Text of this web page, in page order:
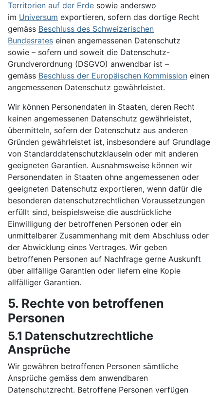
Territorien auf der Erde sowie anderswo
im Universum exportieren, sofern das dortige Recht
gemäss Beschluss des Schweizerischen
Bundesrates einen angemessenen Datenschutz
sowie – sofern und soweit die Datenschutz-
Grundverordnung (DSGVO) anwendbar ist –
gemäss Beschluss der Europäischen Kommission einen
angemessenen Datenschutz gewährleistet.
Wir können Personendaten in Staaten, deren Recht
keinen angemessenen Datenschutz gewährleistet,
übermitteln, sofern der Datenschutz aus anderen
Gründen gewährleistet ist, insbesondere auf Grundlage
von Standard­datenschutzklauseln oder mit anderen
geeigneten Garantien. Ausnahmsweise können wir
Personendaten in Staaten ohne angemessenen oder
geeigneten Datenschutz exportieren, wenn dafür die
besonderen datenschutzrechtlichen Voraussetzungen
erfüllt sind, beispielsweise die ausdrückliche
Einwilligung der betroffenen Personen oder ein
unmittelbarer Zusammenhang mit dem Abschluss oder
der Abwicklung eines Vertrages. Wir geben
betroffenen Personen auf Nachfrage gerne Auskunft
über allfällige Garantien oder liefern eine Kopie
allfälliger Garantien.
5. Rechte von betroffenen
Personen
5.1 Datenschutzrechtliche
Ansprüche
Wir gewähren betroffenen Personen sämtliche
Ansprüche gemäss dem anwendbaren
Datenschutzrecht. Betroffene Personen verfügen